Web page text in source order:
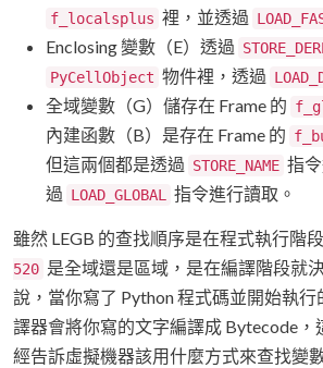
f_localsplus 裡，並透過
Enclosing 變數（E）透過
PyCellObject 物件裡，透過
全域變數（G）儲存在 Frame 的
內建函數（B）是存在 Frame 的
但這兩個都是透過 STORE_NAME 指
過 LOAD_GLOBAL 指令進行讀取。
雖然 LEGB 的查找順序是在程式執行階
520 是全域還是區域，是在編譯階段就
說，當你寫了 Python 程式碼並開始執行
譯器會將你寫的文字編譯成 Bytecode，
經告訴虛擬機器該用什麼方式來查找變